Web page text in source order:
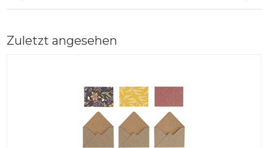
Zuletzt angesehen